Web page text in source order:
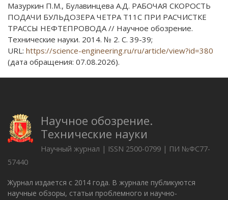
Мазуркин П.М., Булавинцева А.Д. РАБОЧАЯ СКОРОСТЬ
ПОДАЧИ БУЛЬДОЗЕРА ЧЕТРА Т11С ПРИ РАСЧИСТКЕ
ТРАССЫ НЕФТЕПРОВОДА // Научное обозрение.
Технические науки. 2014. № 2. С. 39-39;
URL: https://science-engineering.ru/ru/article/view?id=380
(дата обращения: 07.08.2026).
Научное обозрение.
Технические науки
Научный журнал | ISSN 2500-0799 | ПИ №ФС77-
57440
Журнал издается с 2014 года. В журнале публикуются
научные обзоры, статьи проблемного и научно-